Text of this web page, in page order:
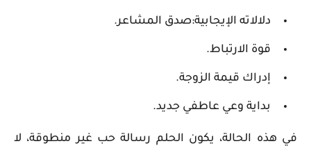
دلالاته الإيجابية:صدق المشاعر.
قوة الارتباط.
إدراك قيمة الزوجة.
بداية وعي عاطفي جديد.
في هذه الحالة، يكون الحلم رسالة حب غير منطوقة، لا